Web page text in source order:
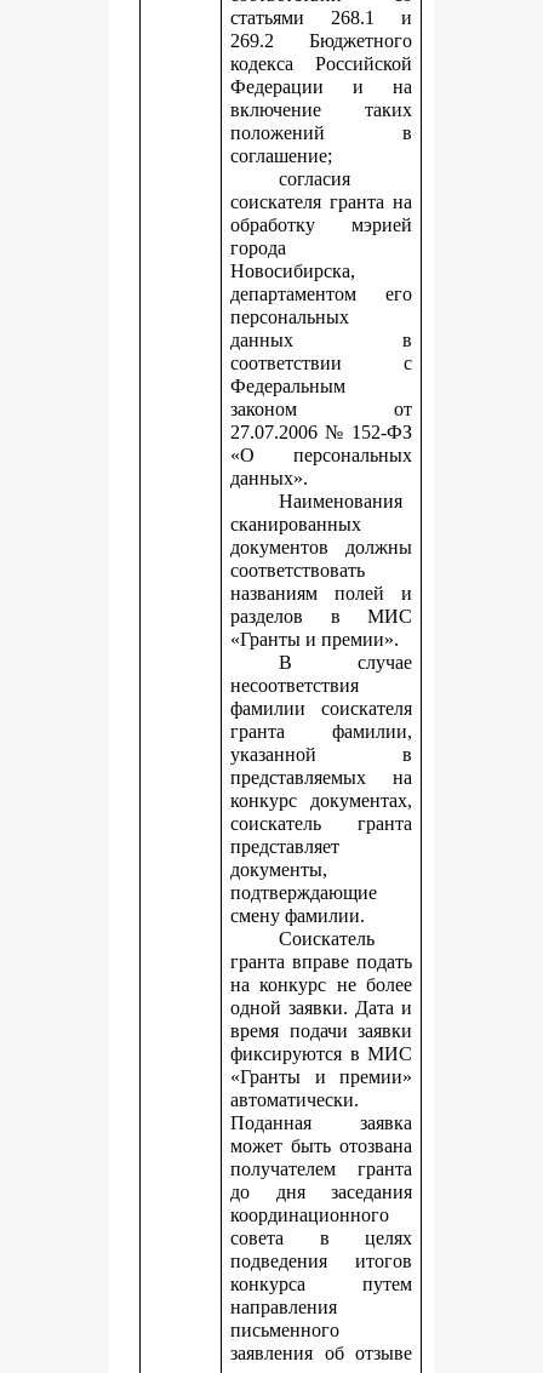
статьями 268.1 и
269.2 Бюджетного
кодекса Российской
Федерации и на
включение таких
положений в
соглашение;
согласия
соискателя гранта на
обработку мэрией
города
Новосибирска,
департаментом его
персональных
данных в
соответствии с
Федеральным
законом от
27.07.2006 № 152-ФЗ
«О персональных
данных».
Наименования
сканированных
документов должны
соответствовать
названиям полей и
разделов в МИС
«Гранты и премии».
В случае
несоответствия
фамилии соискателя
гранта фамилии,
указанной в
представляемых на
конкурс документах,
соискатель гранта
представляет
документы,
подтверждающие
смену фамилии.
Соискатель
гранта вправе подать
на конкурс не более
одной заявки. Дата и
время подачи заявки
фиксируются в МИС
«Гранты и премии»
автоматически.
Поданная заявка
может быть отозвана
получателем гранта
до дня заседания
координационного
совета в целях
подведения итогов
конкурса путем
направления
письменного
заявления об отзыве